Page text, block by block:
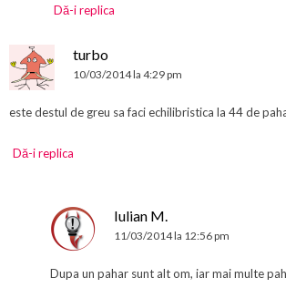
Dă-i replica
turbo
10/03/2014 la 4:29 pm
este destul de greu sa faci echilibristica la 44 de
Dă-i replica
Iulian M.
11/03/2014 la 12:56 pm
Dupa un pahar sunt alt om, iar mai multe